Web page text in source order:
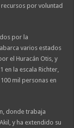
por voluntad
por la
varios estados
el Huracán Otis, y
la escala Richter,
mil personas en
donde trabaja
y ha extendido su